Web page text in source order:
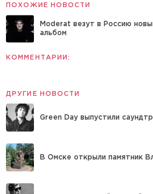
ПОХОЖИЕ НОВОСТИ
Moderat везут в Россию
альбом
КОММЕНТАРИИ:
ДРУГИЕ НОВОСТИ
Green Day выпустили
В Омске открыли памятник